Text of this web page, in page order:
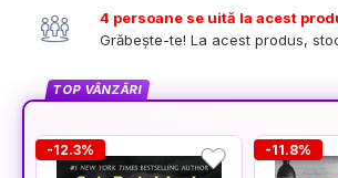
4 persoane se uită la acest
Grăbește-te! La acest produs,
TOP VÂNZĂRI
-12.3% -11.8%